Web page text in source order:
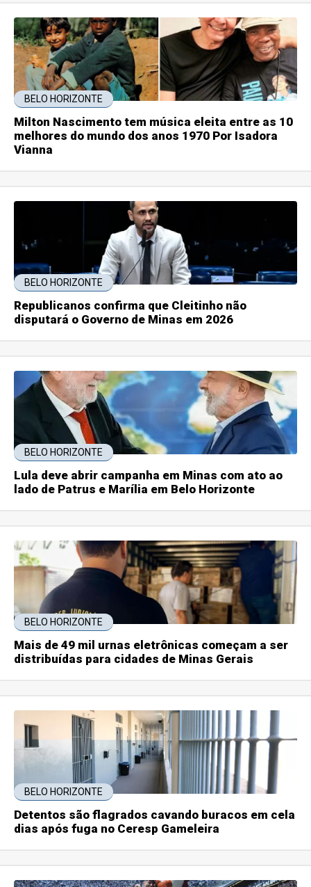
BELO HORIZONTE
Milton Nascimento tem música eleita entre as 10
melhores do mundo dos anos 1970 Por Isadora
Vianna
BELO HORIZONTE
Republicanos confirma que Cleitinho não
disputará o Governo de Minas em 2026
BELO HORIZONTE
Lula deve abrir campanha em Minas com ato ao
lado de Patrus e Marília em Belo Horizonte
BELO HORIZONTE
Mais de 49 mil urnas eletrônicas começam a ser
distribuídas para cidades de Minas Gerais
BELO HORIZONTE
Detentos são flagrados cavando buracos em cela
dias após fuga no Ceresp Gameleira